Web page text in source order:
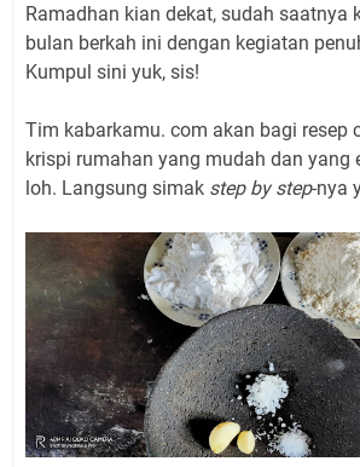
Ramadhan kian dekat, sudah saatnya
bulan berkah ini dengan kegiatan
Kumpul sini yuk, sis!
Tim kabarkamu. com akan bagi resep
krispi rumahan yang mudah dan yang
loh. Langsung simak step by step-nya